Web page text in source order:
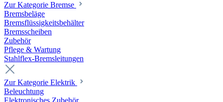
Zur Kategorie Bremse
Bremsbeläge
Bremsflüssigkeitsbehälter
Bremsscheiben
Zubehör
Pflege & Wartung
Stahlflex-Bremsleitungen
Zur Kategorie Elektrik
Beleuchtung